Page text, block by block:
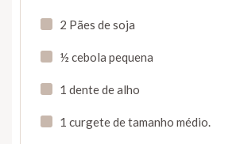
2 Pães de soja
½ cebola pequena
1 dente de alho
1 curgete de tamanho médio.